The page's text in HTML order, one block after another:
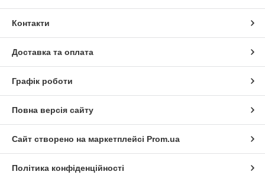
Контакти
Доставка та оплата
Графік роботи
Повна версія сайту
Сайт створено на маркетплейсі Prom.ua
Політика конфіденційності